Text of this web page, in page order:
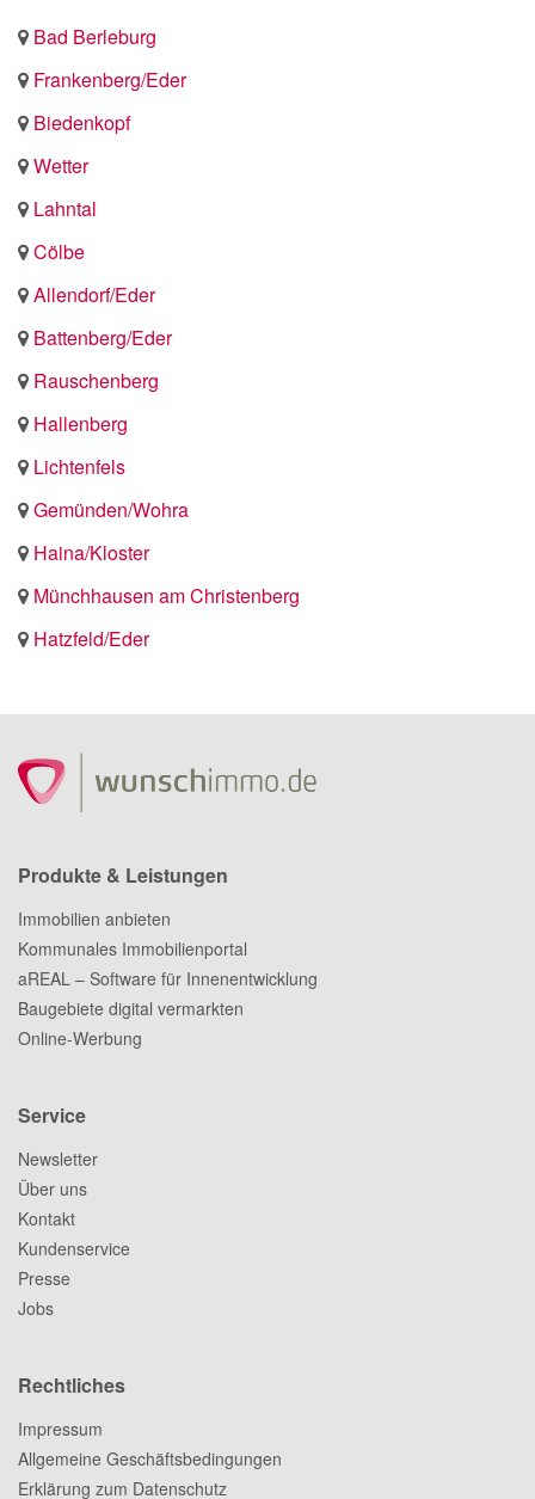
Bad Berleburg
Frankenberg/Eder
Biedenkopf
Wetter
Lahntal
Cölbe
Allendorf/Eder
Battenberg/Eder
Rauschenberg
Hallenberg
Lichtenfels
Gemünden/Wohra
Haina/Kloster
Münchhausen am Christenberg
Hatzfeld/Eder
Produkte & Leistungen
Immobilien anbieten
Kommunales Immobilienportal
aREAL – Software für Innenentwicklung
Baugebiete digital vermarkten
Online-Werbung
Service
Newsletter
Über uns
Kontakt
Kundenservice
Presse
Jobs
Rechtliches
Impressum
Allgemeine Geschäftsbedingungen
Erklärung zum Datenschutz